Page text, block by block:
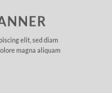
elit, sed diam
magna aliquam